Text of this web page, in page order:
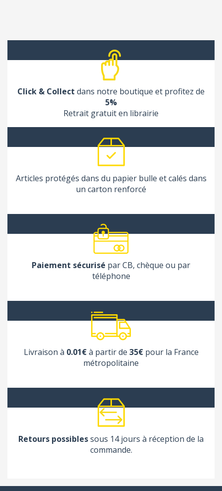
Click & Collect dans notre boutique et profitez de
5%
Retrait gratuit en librairie
Articles protégés dans du papier bulle et calés dans
un carton renforcé
Paiement sécurisé par CB, chèque ou par
téléphone
Livraison à 0.01€à partir de 35€pour la France
métropolitaine
Retours possiblessous 14 jours à réception de la
commande.